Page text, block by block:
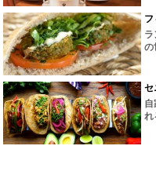
の
セ
れ